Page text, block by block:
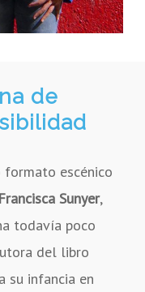
de
formato escénico
Francisca Sunyer,
todavía poco
del libro
su infancia en